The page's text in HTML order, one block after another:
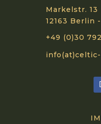
Markelstr. 13
12163 Berlin
+49 (0)30